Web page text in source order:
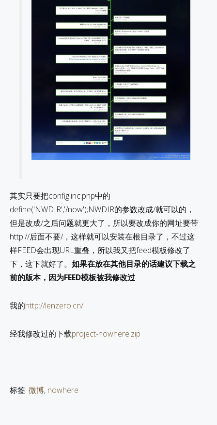
其实只要把config.inc.php中的
define('NWDIR','/now');NWDIR的参数改成/就可以的，
但是改成/之后问题就更大了，所以要改成你的网址要带
http://后面不要/，这样就可以安装在根目录了，不过这
样FEED会出现URL重叠，所以我又把feed模板修改了
下，这下就好了。 如果在放在其他目录的话建议下载之
前的版本，因为FEED模板被我修改过
我的http://lenzero.cn/
经我修改过的下载project-nowhere.zip
标签: 微博, nowhere